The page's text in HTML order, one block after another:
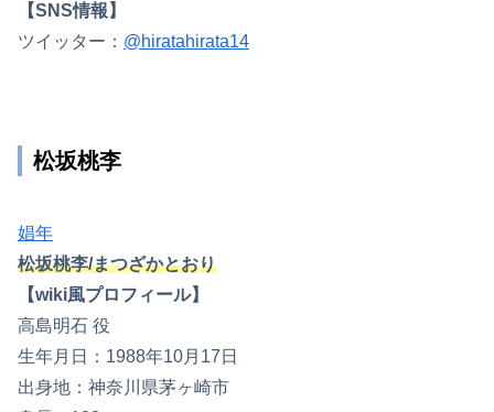
【SNS情報】
ツイッター： @hiratahirata14
松坂桃李
娼年
松坂桃李/まつざかとおり
【wiki風プロフィール】
高島明石 役
生年月日：1988年10月17日
出身地：神奈川県茅ヶ崎市